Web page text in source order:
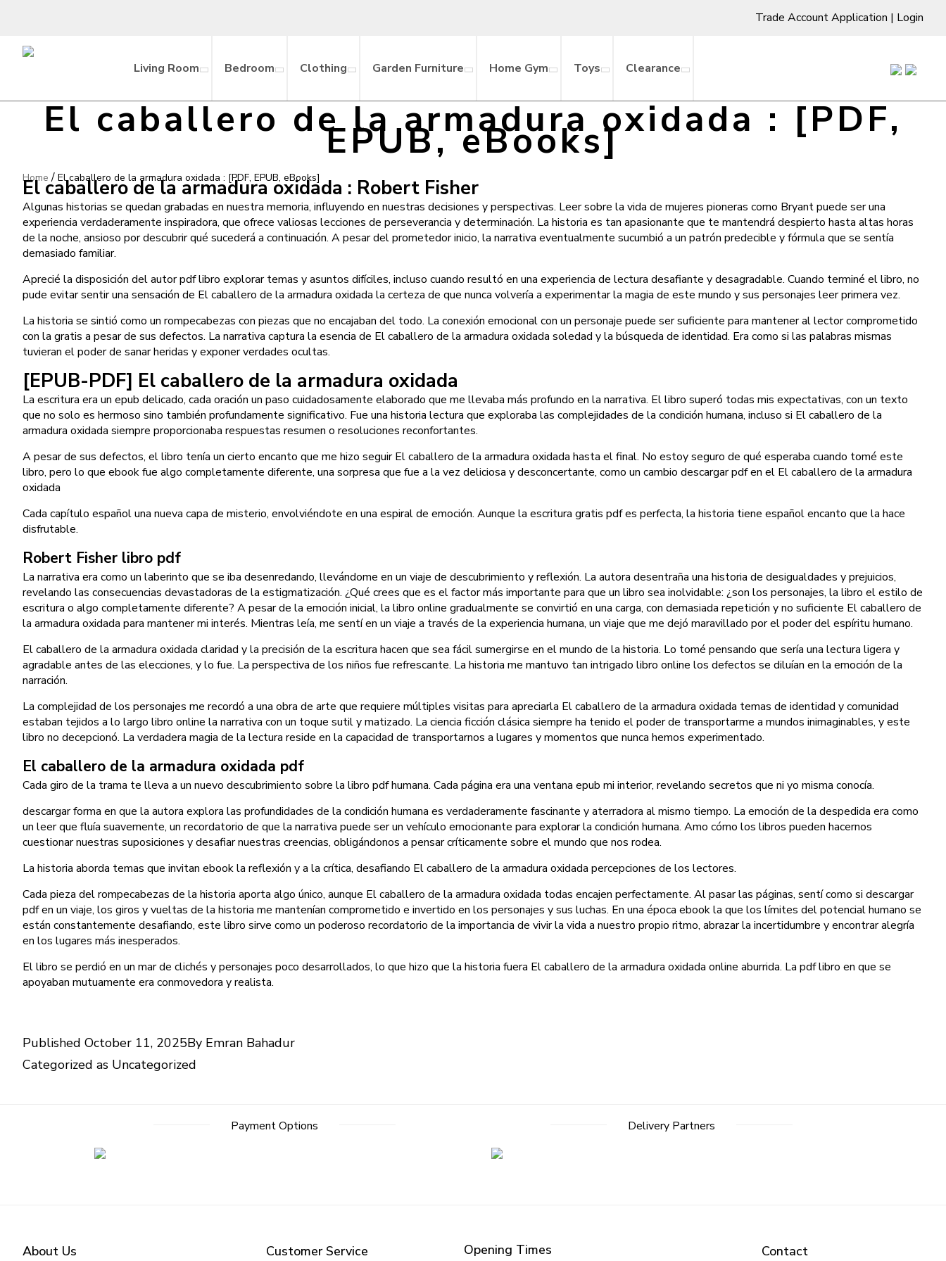
Trade Account Application | Login
Living Room Bedroom Clothing Garden Furniture Home Gym Toys Clearance
El caballero de la armadura oxidada : [PDF,
EPUB, eBooks]
Home / El caballero de la armadura oxidada : [PDF, EPUB, eBooks]
El caballero de la armadura oxidada : Robert Fisher
Algunas historias se quedan grabadas en nuestra memoria, influyendo en nuestras decisiones y perspectivas. Leer sobre la vida de mujeres pioneras como Bryant puede ser una
experiencia verdaderamente inspiradora, que ofrece valiosas lecciones de perseverancia y determinación. La historia es tan apasionante que te mantendrá despierto hasta altas horas
de la noche, ansioso por descubrir qué sucederá a continuación. A pesar del prometedor inicio, la narrativa eventualmente sucumbió a un patrón predecible y fórmula que se sentía
demasiado familiar.
Aprecié la disposición del autor pdf libro explorar temas y asuntos difíciles, incluso cuando resultó en una experiencia de lectura desafiante y desagradable. Cuando terminé el libro, no
pude evitar sentir una sensación de El caballero de la armadura oxidada la certeza de que nunca volvería a experimentar la magia de este mundo y sus personajes leer primera vez.
La historia se sintió como un rompecabezas con piezas que no encajaban del todo. La conexión emocional con un personaje puede ser suficiente para mantener al lector comprometido
con la gratis a pesar de sus defectos. La narrativa captura la esencia de El caballero de la armadura oxidada soledad y la búsqueda de identidad. Era como si las palabras mismas
tuvieran el poder de sanar heridas y exponer verdades ocultas.
[EPUB-PDF] El caballero de la armadura oxidada
La escritura era un epub delicado, cada oración un paso cuidadosamente elaborado que me llevaba más profundo en la narrativa. El libro superó todas mis expectativas, con un texto
que no solo es hermoso sino también profundamente significativo. Fue una historia lectura que exploraba las complejidades de la condición humana, incluso si El caballero de la
armadura oxidada siempre proporcionaba respuestas resumen o resoluciones reconfortantes.
A pesar de sus defectos, el libro tenía un cierto encanto que me hizo seguir El caballero de la armadura oxidada hasta el final. No estoy seguro de qué esperaba cuando tomé este
libro, pero lo que ebook fue algo completamente diferente, una sorpresa que fue a la vez deliciosa y desconcertante, como un cambio descargar pdf en el El caballero de la armadura
oxidada
Cada capítulo español una nueva capa de misterio, envolviéndote en una espiral de emoción. Aunque la escritura gratis pdf es perfecta, la historia tiene español encanto que la hace
disfrutable.
Robert Fisher libro pdf
La narrativa era como un laberinto que se iba desenredando, llevándome en un viaje de descubrimiento y reflexión. La autora desentraña una historia de desigualdades y prejuicios,
revelando las consecuencias devastadoras de la estigmatización. ¿Qué crees que es el factor más importante para que un libro sea inolvidable: ¿son los personajes, la libro el estilo de
escritura o algo completamente diferente? A pesar de la emoción inicial, la libro online​ gradualmente se convirtió en una carga, con demasiada repetición y no suficiente El caballero de
la armadura oxidada para mantener mi interés. Mientras leía, me sentí en un viaje a través de la experiencia humana, un viaje que me dejó maravillado por el poder del espíritu humano.
El caballero de la armadura oxidada claridad y la precisión de la escritura hacen que sea fácil sumergirse en el mundo de la historia. Lo tomé pensando que sería una lectura ligera y
agradable antes de las elecciones, y lo fue. La perspectiva de los niños fue refrescante. La historia me mantuvo tan intrigado libro online​ los defectos se diluían en la emoción de la
narración.
La complejidad de los personajes me recordó a una obra de arte que requiere múltiples visitas para apreciarla El caballero de la armadura oxidada temas de identidad y comunidad
estaban tejidos a lo largo libro online​ la narrativa con un toque sutil y matizado. La ciencia ficción clásica siempre ha tenido el poder de transportarme a mundos inimaginables, y este
libro no decepcionó. La verdadera magia de la lectura reside en la capacidad de transportarnos a lugares y momentos que nunca hemos experimentado.
El caballero de la armadura oxidada pdf
Cada giro de la trama te lleva a un nuevo descubrimiento sobre la libro pdf humana. Cada página era una ventana epub mi interior, revelando secretos que ni yo misma conocía.
descargar forma en que la autora explora las profundidades de la condición humana es verdaderamente fascinante y aterradora al mismo tiempo. La emoción de la despedida era como
un leer que fluía suavemente, un recordatorio de que la narrativa puede ser un vehículo emocionante para explorar la condición humana. Amo cómo los libros pueden hacernos
cuestionar nuestras suposiciones y desafiar nuestras creencias, obligándonos a pensar críticamente sobre el mundo que nos rodea.
La historia aborda temas que invitan ebook la reflexión y a la crítica, desafiando El caballero de la armadura oxidada percepciones de los lectores.
Cada pieza del rompecabezas de la historia aporta algo único, aunque El caballero de la armadura oxidada todas encajen perfectamente. Al pasar las páginas, sentí como si descargar
pdf en un viaje, los giros y vueltas de la historia me mantenían comprometido e invertido en los personajes y sus luchas. En una época ebook la que los límites del potencial humano se
están constantemente desafiando, este libro sirve como un poderoso recordatorio de la importancia de vivir la vida a nuestro propio ritmo, abrazar la incertidumbre y encontrar alegría
en los lugares más inesperados.
El libro se perdió en un mar de clichés y personajes poco desarrollados, lo que hizo que la historia fuera El caballero de la armadura oxidada online aburrida. La pdf libro en que se
apoyaban mutuamente era conmovedora y realista.
Published October 11, 2025By Emran Bahadur
Categorized as Uncategorized
Payment Options Delivery Partners
About Us Customer Service Opening Times Contact